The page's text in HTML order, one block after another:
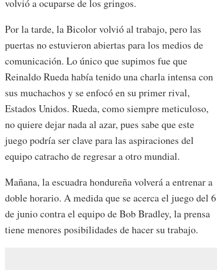
volvió a ocuparse de los gringos.
Por la tarde, la Bicolor volvió al trabajo, pero las
puertas no estuvieron abiertas para los medios de
comunicación. Lo único que supimos fue que
Reinaldo Rueda había tenido una charla intensa con
sus muchachos y se enfocó en su primer rival,
Estados Unidos. Rueda, como siempre meticuloso,
no quiere dejar nada al azar, pues sabe que este
juego podría ser clave para las aspiraciones del
equipo catracho de regresar a otro mundial.
Mañana, la escuadra hondureña volverá a entrenar a
doble horario. A medida que se acerca el juego del 6
de junio contra el equipo de Bob Bradley, la prensa
tiene menores posibilidades de hacer su trabajo.